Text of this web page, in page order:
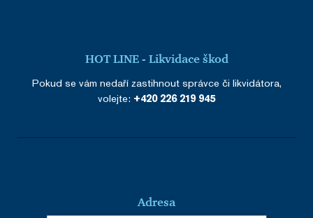
HOT LINE - Likvidace škod
Pokud se vám nedaří zastihnout správce či likvidátora,
volejte: +420 226 219 945
Adresa